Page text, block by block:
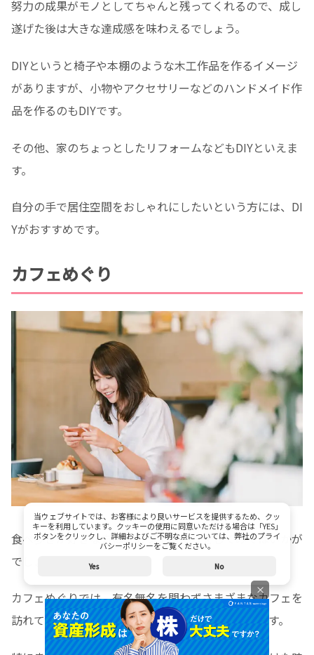
努力の成果がモノとしてちゃんと残ってくれるので、成し
遂げた後は大きな達成感を味わえるでしょう。
DIYというと椅子や本棚のような木工作品を作るイメージ
がありますが、小物やアクセサリーなどのハンドメイド作
品を作るのもDIYです。
その他、家のちょっとしたリフォームなどもDIYといえま
す。
自分の手で居住空間をおしゃれにしたいという方には、DI
Yがおすすめです。
カフェめぐり
食べ歩きが好きな方は、カフェめぐりをしてみてはいかが
でしょうか。
カフェめぐりでは、有名無名を問わずさまざまなカフェを
訪れて、おいしいコーヒーやスイーツを発見できます。
当ウェブサイトでは、お客様により良いサービスを提供するため、クッ
キーを利用しています。クッキーの使用に同意いただける場合は「YES」
ボタンをクリックし、詳細およびご不明な点については、弊社のプライ
バシーポリシーをご覧ください。
Yes No
×